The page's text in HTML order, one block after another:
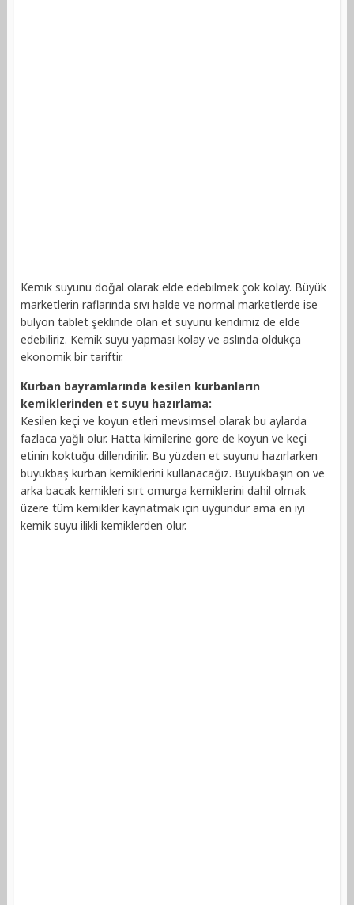
Kemik suyunu doğal olarak elde edebilmek çok kolay. Büyük
marketlerin raflarında sıvı halde ve normal marketlerde ise
bulyon tablet şeklinde olan et suyunu kendimiz de elde
edebiliriz. Kemik suyu yapması kolay ve aslında oldukça
ekonomik bir tariftir.
Kurban bayramlarında kesilen kurbanların
kemiklerinden et suyu hazırlama:
Kesilen keçi ve koyun etleri mevsimsel olarak bu aylarda
fazlaca yağlı olur. Hatta kimilerine göre de koyun ve keçi
etinin koktuğu dillendirilir. Bu yüzden et suyunu hazırlarken
büyükbaş kurban kemiklerini kullanacağız. Büyükbaşın ön ve
arka bacak kemikleri sırt omurga kemiklerini dahil olmak
üzere tüm kemikler kaynatmak için uygundur ama en iyi
kemik suyu ilikli kemiklerden olur.